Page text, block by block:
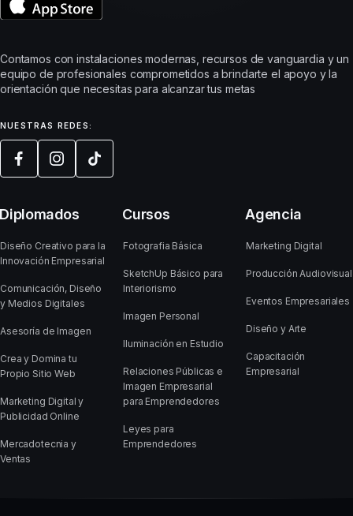
Contamos con instalaciones modernas, recursos de vanguardia y un
equipo de profesionales comprometidos a brindarte el apoyo y la
orientación que necesitas para alcanzar tus metas
NUESTRAS REDES:
Diplomados
Diseño Creativo para la
Innovación Empresarial
Comunicación, Diseño
y Medios Digitales
Asesoría de Imagen
Crea y Domina tu
Propio Sitio Web
Marketing Digital y
Publicidad Online
Mercadotecnia y
Ventas
Cursos
Fotografia Básica
SketchUp Básico para
Interiorismo
Imagen Personal
Iluminación en Estudio
Relaciones Públicas e
Imagen Empresarial
para Emprendedores
Leyes para
Emprendedores
Agencia
Marketing Digital
Producción Audiovisual
Eventos Empresariales
Diseño y Arte
Capacitación
Empresarial